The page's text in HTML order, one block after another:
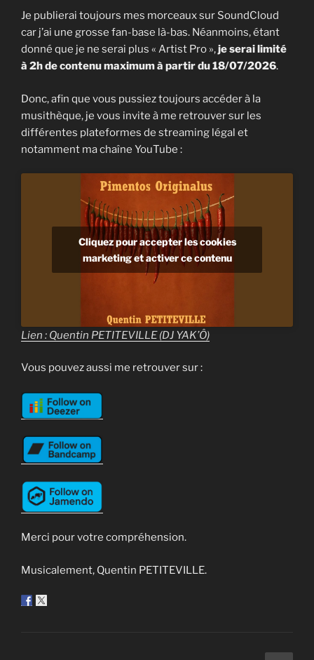
Je publierai toujours mes morceaux sur SoundCloud
car j’ai une grosse fan-base là-bas. Néanmoins, étant
donné que je ne serai plus « Artist Pro »,je serai limité
à 2h de contenu maximum à partir du 18/07/2026.
Donc, afin que vous pussiez toujours accéder à la
musithèque, je vous invite à me retrouver sur les
différentes plateformes de streaming légal et
notamment ma chaîne YouTube :
Cliquez pour accepter les cookies
marketing et activer ce contenu
Lien : Quentin PETITEVILLE (DJ YAK’Ô)
Vous pouvez aussi me retrouver sur :
Merci pour votre compréhension.
Musicalement, Quentin PETITEVILLE.